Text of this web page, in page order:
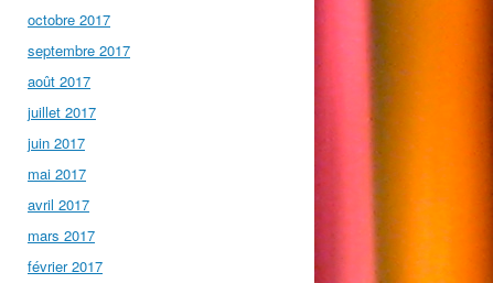
octobre 2017
septembre 2017
août 2017
juillet 2017
juin 2017
mai 2017
avril 2017
mars 2017
février 2017